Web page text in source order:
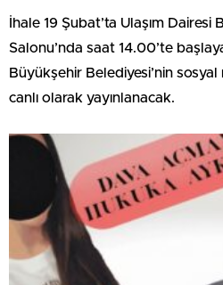
İhale 19 Şubat’ta Ulaşım Dairesi
Salonu’nda saat 14.00’te
Büyükşehir Belediyesi’nin
canlı olarak yayınlanacak.